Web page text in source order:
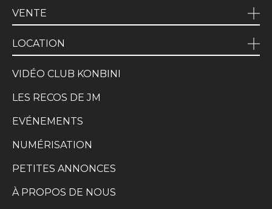
VENTE
LOCATION
VIDÉO CLUB KONBINI
LES RECOS DE JM
EVÉNEMENTS
NUMÉRISATION
PETITES ANNONCES
À PROPOS DE NOUS